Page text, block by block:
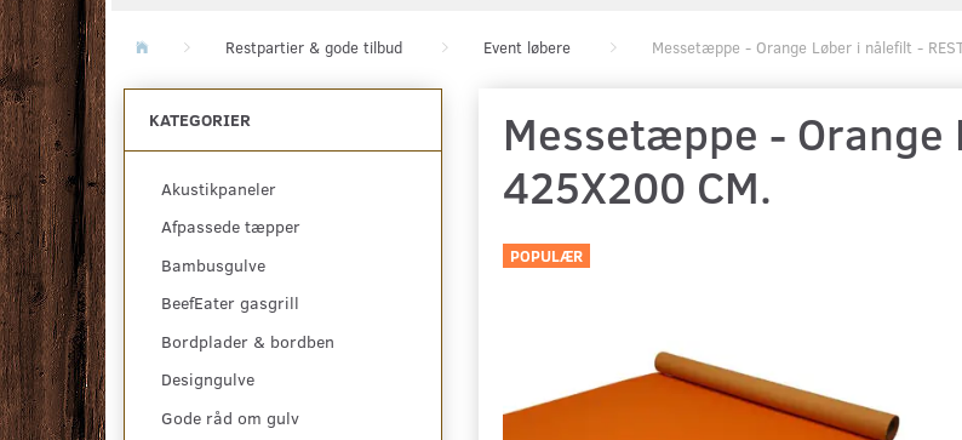
Restpartier & gode tilbud Event løbere Messetæppe - Orange Løber i nålefilt -
KATEGORIER
Akustikpaneler
Afpassede tæpper
Bambusgulve
BeefEater gasgrill
Bordplader & bordben
Designgulve
Gode råd om gulv
Messetæppe - Orange
425X200 CM.
POPULÆR